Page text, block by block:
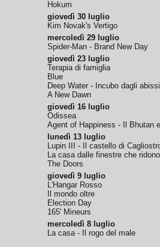
Hokum
giovedì 30 luglio
Kim Novak's Vertigo
mercoledì 29 luglio
Spider-Man - Brand New Day
giovedì 23 luglio
Terapia di famiglia
Blue
Deep Water - Incubo dagli abissi
A New Dawn
giovedì 16 luglio
Odissea
Agent of Happiness - Il Bhutan
lunedì 13 luglio
Lupin III - Il castello di
La casa dalle finestre che ridono
The Doors
giovedì 9 luglio
L'Hangar Rosso
Il mondo oltre
Election Day
165' Mineurs
mercoledì 8 luglio
La casa - Il rogo del male